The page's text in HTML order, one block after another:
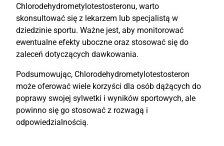
Chlorodehydrometylotestosteronu, warto
skonsultować się z lekarzem lub specjalistą w
dziedzinie sportu. Ważne jest, aby monitorować
ewentualne efekty uboczne oraz stosować się do
zaleceń dotyczących dawkowania.
Podsumowując, Chlorodehydrometylotestosteron
może oferować wiele korzyści dla osób dążących do
poprawy swojej sylwetki i wyników sportowych, ale
powinno się go stosować z rozwagą i
odpowiedzialnością.